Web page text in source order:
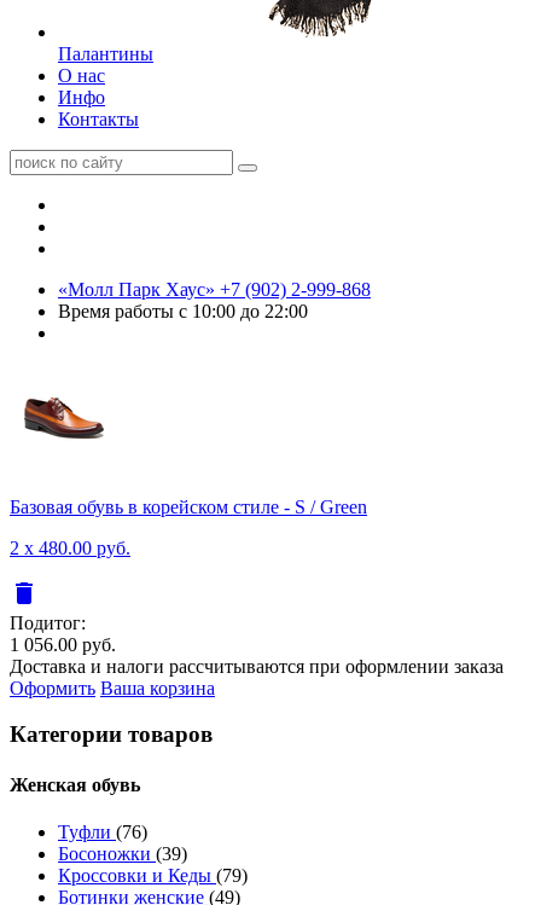
Палантины
О нас
Инфо
Контакты
«Молл Парк Хаус» +7 (902) 2-999-868
Время работы с 10:00 до 22:00
Базовая обувь в корейском стиле - S / Green
2 x 480.00 руб.
delete
Подитог:
1 056.00 руб.
Доставка и налоги рассчитываются при оформлении заказа
Оформить Ваша корзина
Категории товаров
Женcкая обувь
Туфли (76)
Босоножки (39)
Кроссовки и Кеды (79)
Ботинки женские (49)